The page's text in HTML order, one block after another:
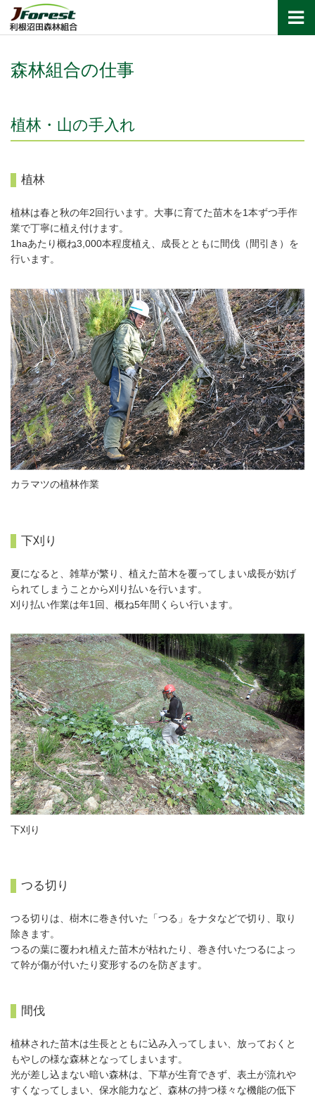
森林組合の仕事
植林・山の手入れ
カラマツの植林作業
植林
植林は春と秋の年2回行います。大事に育てた苗木を1本ずつ手作
業で丁寧に植え付けます。
1haあたり概ね3,000本程度植え、成長とともに間伐（間引き）を
行います。
下刈り
下刈り
夏になると、雑草が繁り、植えた苗木を覆ってしまい成長が妨げ
られてしまうことから刈り払いを行います。
刈り払い作業は年1回、概ね5年間くらい行います。
つる切り
つる切りは、樹木に巻き付いた「つる」をナタなどで切り、取り
除きます。
つるの葉に覆われ植えた苗木が枯れたり、巻き付いたつるによっ
て幹が傷が付いたり変形するのを防ぎます。
間伐
植林された苗木は生長とともに込み入ってしまい、放っておくと
もやしの様な森林となってしまいます。
光が差し込まない暗い森林は、下草が生育できず、表土が流れや
すくなってしまい、保水能力など、森林の持つ様々な機能の低下